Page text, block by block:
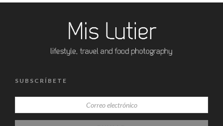
SUBSCRÍBETE